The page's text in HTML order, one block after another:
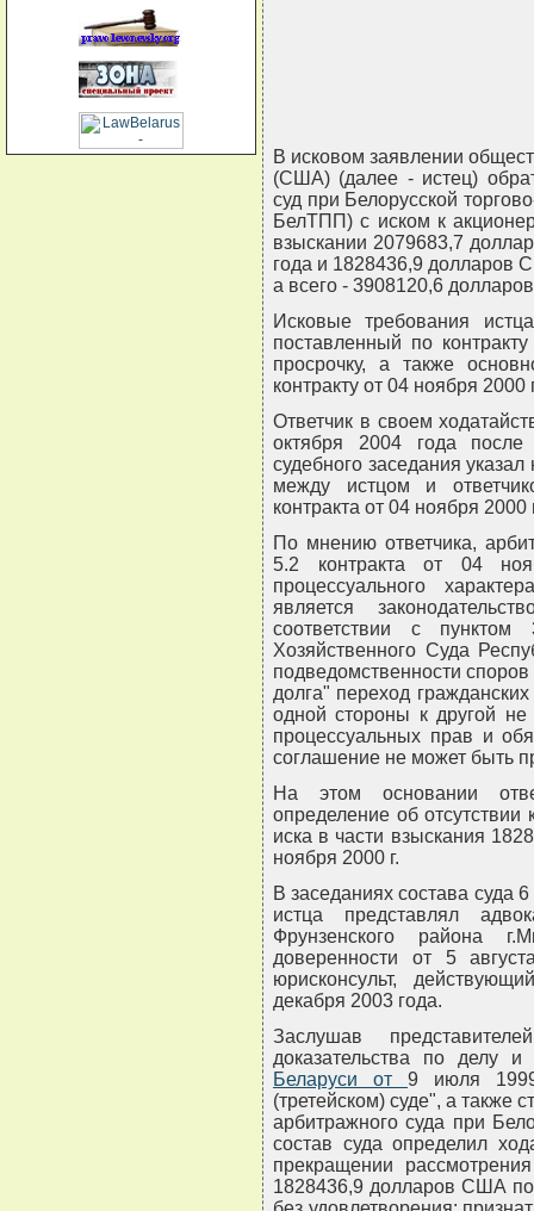
В исковом заявлении
(США) (далее - истец)
суд при Белорусской
БелТПП) с иском к
взыскании 2079683,7
года и 1828436,9 долларов
а всего - 3908120,6
Исковые требования
поставленный по
просрочку, а также
контракту от 04 ноября 2000
Ответчик в своем
октября 2004 года
судебного заседания
между истцом и
контракта от 04 ноября 2000
По мнению ответчика,
5.2 контракта от 04
процессуального
является
соответствии с
Хозяйственного Суда
подведомственности
долга" переход
одной стороны к другой не
процессуальных прав и
соглашение не может быть
На этом основании
определение об отсутствии
иска в части взыскания
ноября 2000 г.
В заседаниях состава суда
истца представлял
Фрунзенского района
доверенности от 5
юрисконсульт,
декабря 2003 года.
Заслушав
доказательства по делу
Беларуси от 9 июля
(третейском) суде", а также
арбитражного суда при
состав суда определил
прекращении
1828436,9 долларов США по